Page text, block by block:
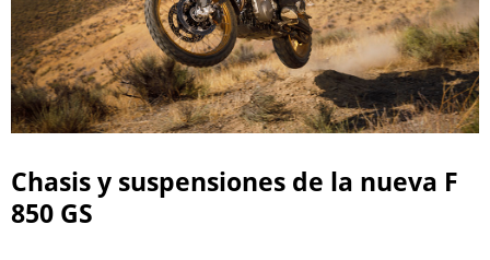
Chasis y suspensiones de la nueva F
850 GS